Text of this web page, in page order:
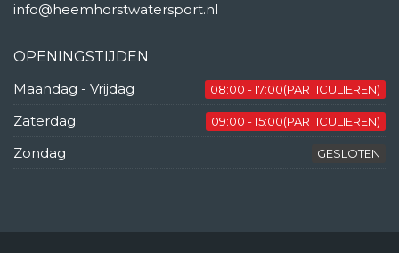
info@heemhorstwatersport.nl
OPENINGSTIJDEN
Maandag - Vrijdag
08:00 - 17:00(PARTICULIEREN)
Zaterdag 09:00 - 15:00(PARTICULIEREN)
Zondag GESLOTEN